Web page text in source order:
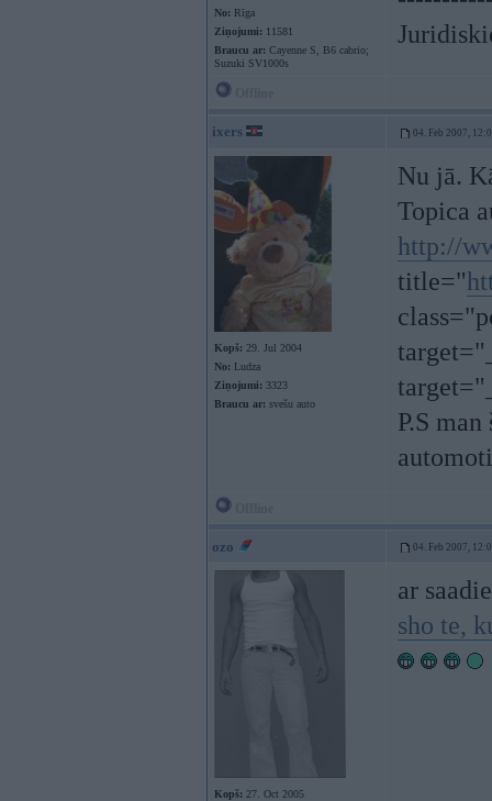
No: Rīga
Ziņojumi: 11581
Braucu ar: Cayenne S, B6 cabrio;
Suzuki SV1000s
ixers 04. Feb 2007,
Kopš: 29. Jul 2004
No: Ludza
Ziņojumi: 3323
Braucu ar: svešu auto
Nu jā.
Topica
http://
title="
P.S
ozo 04. Feb 2007,
Kopš: 27. Oct 2005
ar
sho te,